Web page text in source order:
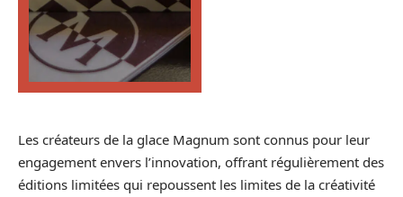
Les créateurs de la glace Magnum sont connus pour leur
engagement envers l’innovation, offrant régulièrement des
éditions limitées qui repoussent les limites de la créativité